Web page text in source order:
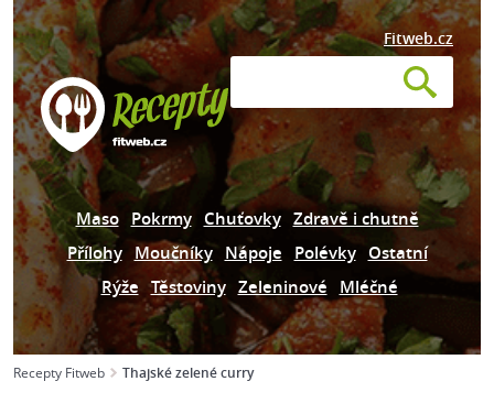
Fitweb.cz
Maso Pokrmy Chuťovky Zdravě i chutně
Přílohy Moučníky Nápoje Polévky Ostatní
Rýže Těstoviny Zeleninové Mléčné
Recepty Fitweb Thajské zelené curry